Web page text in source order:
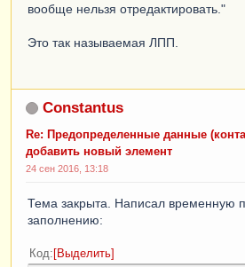
вообще нельзя отредактировать."
Это так называемая ЛПП.
Constantus
Re: Предопределенные данные
добавить новый элемент
24 сен 2016, 13:18
Тема закрыта. Написал временную
заполнению:
Код Выделить